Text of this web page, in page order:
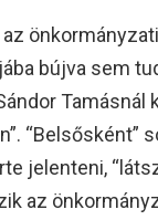
bújva sem
Tamásnál
“Belsősként”
jelenteni,
az